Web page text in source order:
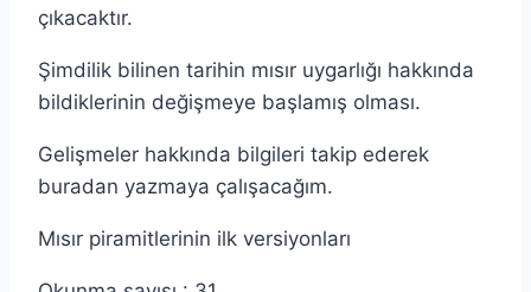
çıkacaktır.
Şimdilik bilinen tarihin mısır uygarlığı hakkında
bildiklerinin değişmeye başlamış olması.
Gelişmeler hakkında bilgileri takip ederek
buradan yazmaya çalışacağım.
Mısır piramitlerinin ilk versiyonları